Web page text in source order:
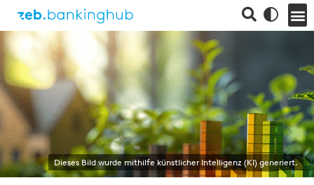
Dieses Bild wurde mithilfe künstlicher Intelligenz (KI) generiert.